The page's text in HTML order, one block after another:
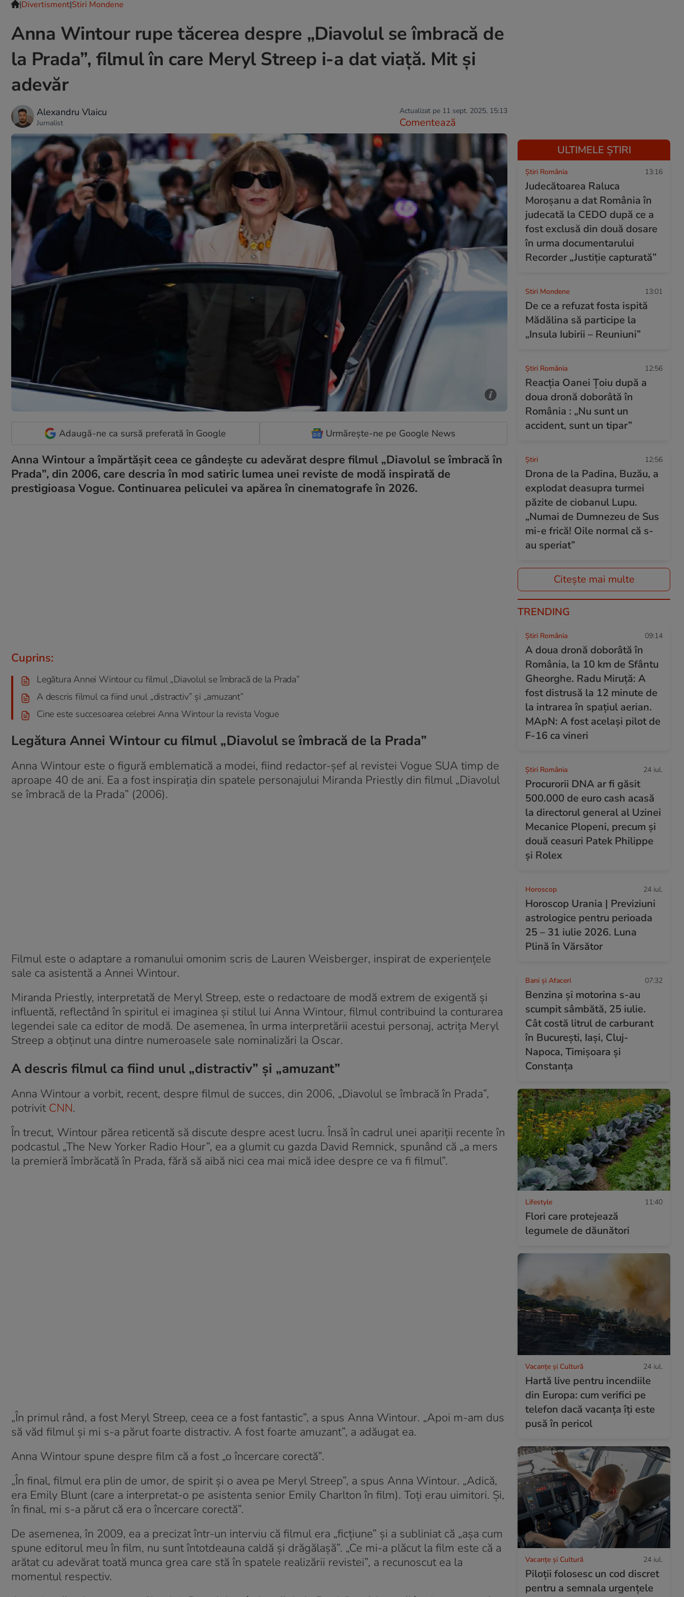
|Divertisment|Stiri Mondene
Anna Wintour rupe tăcerea despre „Diavolul se îmbracă de
la Prada”, filmul în care Meryl Streep i-a dat viață. Mit și
adevăr
Alexandru Vlaicu
Jurnalist
Actualizat pe 11 sept. 2025, 15:13
Comentează
Adaugă-ne ca sursă preferată în Google Urmărește-ne pe Google News
Anna Wintour a împărtășit ceea ce gândește cu adevărat despre filmul „Diavolul se îmbracă în
Prada”, din 2006, care descria în mod satiric lumea unei reviste de modă inspirată de
prestigioasa Vogue. Continuarea peliculei va apărea în cinematografe în 2026.
Cuprins:
Legătura Annei Wintour cu filmul „Diavolul se îmbracă de la Prada”
A descris filmul ca fiind unul „distractiv” și „amuzant”
Cine este succesoarea celebrei Anna Wintour la revista Vogue
Legătura Annei Wintour cu filmul „Diavolul se îmbracă de la Prada”
Anna Wintour este o figură emblematică a modei, fiind redactor-șef al revistei Vogue SUA timp de
aproape 40 de ani. Ea a fost inspirația din spatele personajului Miranda Priestly din filmul „Diavolul
se îmbracă de la Prada” (2006).
Filmul este o adaptare a romanului omonim scris de Lauren Weisberger, inspirat de experiențele
sale ca asistentă a Annei Wintour.
Miranda Priestly, interpretată de Meryl Streep, este o redactoare de modă extrem de exigentă și
influentă, reflectând în spiritul ei imaginea și stilul lui Anna Wintour, filmul contribuind la conturarea
legendei sale ca editor de modă. De asemenea, în urma interpretării acestui personaj, actrița Meryl
Streep a obținut una dintre numeroasele sale nominalizări la Oscar.
A descris filmul ca fiind unul „distractiv” și „amuzant”
Anna Wintour a vorbit, recent, despre filmul de succes, din 2006, „Diavolul se îmbracă în Prada”,
potrivit CNN.
În trecut, Wintour părea reticentă să discute despre acest lucru. Însă în cadrul unei apariții recente în
podcastul „The New Yorker Radio Hour”, ea a glumit cu gazda David Remnick, spunând că „a mers
la premieră îmbrăcată în Prada, fără să aibă nici cea mai mică idee despre ce va fi filmul”.
„În primul rând, a fost Meryl Streep, ceea ce a fost fantastic”, a spus Anna Wintour. „Apoi m-am dus
să văd filmul și mi s-a părut foarte distractiv. A fost foarte amuzant”, a adăugat ea.
Anna Wintour spune despre film că a fost „o încercare corectă”.
„În final, filmul era plin de umor, de spirit și o avea pe Meryl Streep”, a spus Anna Wintour. „Adică,
era Emily Blunt (care a interpretat-o pe asistenta senior Emily Charlton în film). Toți erau uimitori. Și,
în final, mi s-a părut că era o încercare corectă”.
De asemenea, în 2009, ea a precizat într-un interviu că filmul era „ficțiune” și a subliniat că „așa cum
spune editorul meu în film, nu sunt întotdeauna caldă și drăgălașă”. „Ce mi-a plăcut la film este că a
arătat cu adevărat toată munca grea care stă în spatele realizării revistei”, a recunoscut ea la
momentul respectiv.
ULTIMELE ȘTIRI
Știri România 13:16
Judecătoarea Raluca
Moroșanu a dat România în
judecată la CEDO după ce a
fost exclusă din două dosare
în urma documentarului
Recorder „Justiție capturată”
Stiri Mondene 13:01
De ce a refuzat fosta ispită
Mădălina să participe la
„Insula Iubirii – Reuniuni”
Știri România 12:56
Reacția Oanei Țoiu după a
doua dronă doborâtă în
România : „Nu sunt un
accident, sunt un tipar”
Ştiri 12:56
Drona de la Padina, Buzău, a
explodat deasupra turmei
păzite de ciobanul Lupu.
„Numai de Dumnezeu de Sus
mi-e frică! Oile normal că s-
au speriat”
Citește mai multe
TRENDING
Știri România 09:14
A doua dronă doborâtă în
România, la 10 km de Sfântu
Gheorghe. Radu Miruță: A
fost distrusă la 12 minute de
la intrarea în spațiul aerian.
MApN: A fost același pilot de
F-16 ca vineri
Știri România 24 iul.
Procurorii DNA ar fi găsit
500.000 de euro cash acasă
la directorul general al Uzinei
Mecanice Plopeni, precum și
două ceasuri Patek Philippe
și Rolex
Horoscop 24 iul.
Horoscop Urania | Previziuni
astrologice pentru perioada
25 – 31 iulie 2026. Luna
Plină în Vărsător
Bani și Afaceri 07:32
Benzina și motorina s-au
scumpit sâmbătă, 25 iulie.
Cât costă litrul de carburant
în București, Iași, Cluj-
Napoca, Timișoara și
Constanța
Lifestyle 11:40
Flori care protejează
legumele de dăunători
Vacanțe și Cultură 24 iul.
Hartă live pentru incendiile
din Europa: cum verifici pe
telefon dacă vacanța îți este
pusă în pericol
Vacanțe și Cultură 24 iul.
Piloții folosesc un cod discret
pentru a semnala urgențele